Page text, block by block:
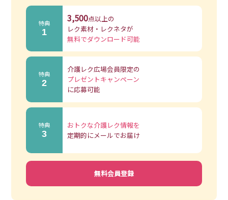
特典
1
3,500点以上の
レク素材・レクネタが
無料でダウンロード可能
特典
2
介護レク広場会員限定の
プレゼントキャンペーン
に応募可能
特典
3
おトクな介護レク情報を
定期的にメールでお届け
無料会員登録